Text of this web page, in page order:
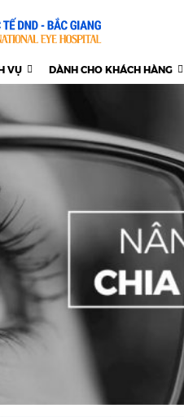
VỤ DÀNH CHO KHÁCH HÀNG